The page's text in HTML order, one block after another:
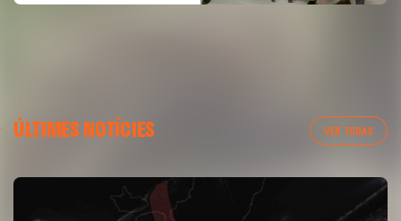
ÚLTIMES NOTÍCIES VER TODAS